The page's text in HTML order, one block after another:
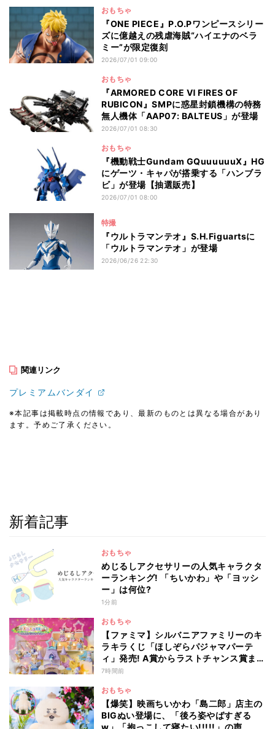
おもちゃ
『ONE PIECE』P.O.Pワンピースシリー
ズに億越えの残虐海賊“ハイエナのベラ
ミー”が限定復刻
2026/07/01 09:00
おもちゃ
『ARMORED CORE Ⅵ FIRES OF
RUBICON』SMPに惑星封鎖機構の特務
無人機体「AAP07: BALTEUS」が登場
2026/07/01 08:30
おもちゃ
『機動戦士Gundam GQuuuuuuX』HG
にゲーツ・キャパが搭乗する「ハンブラ
ビ」が登場【抽選販売】
2026/07/01 08:00
特撮
『ウルトラマンテオ』S.H.Figuartsに
「ウルトラマンテオ」が登場
2026/06/26 22:30
関連リンク
プレミアムバンダイ
※本記事は掲載時点の情報であり、最新のものとは異なる場合があり
ます。予めご了承ください。
新着記事
おもちゃ
めじるしアクセサリーの人気キャラクタ
ーランキング! 「ちいかわ」や「ヨッシ
ー」は何位?
1分前
おもちゃ
【ファミマ】シルバニアファミリーのキ
ラキラくじ「ほしぞらパジャマパーテ
ィ」発売! A賞からラストチャンス賞まで
を一覧で紹介
7時間前
おもちゃ
【爆笑】映画ちいかわ「島二郎」店主の
BIGぬい登場に、「後ろ姿やばすぎる